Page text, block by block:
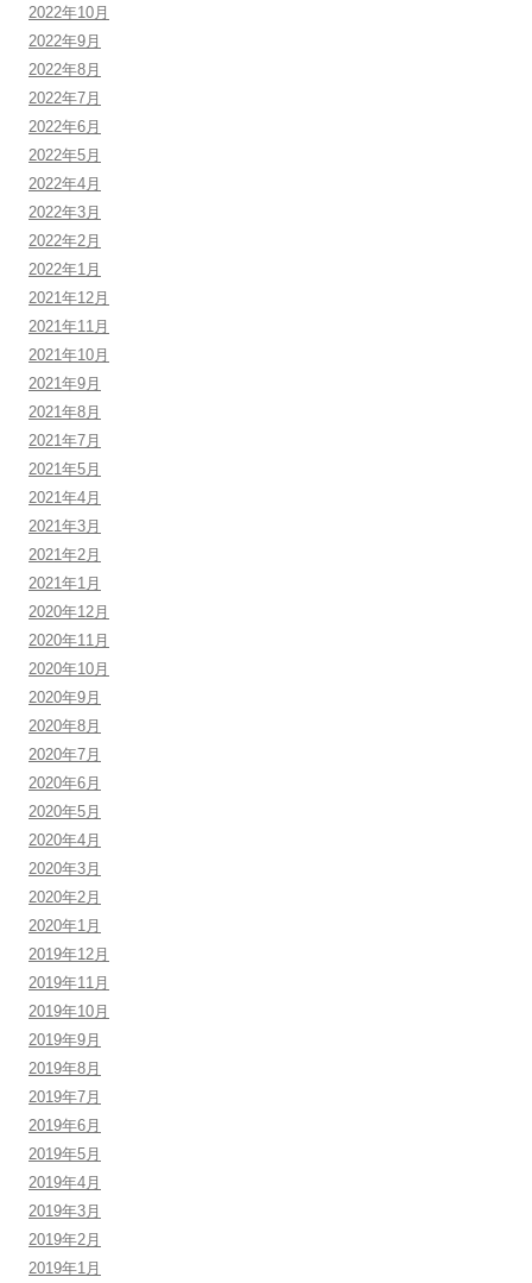
2022年10月
2022年9月
2022年8月
2022年7月
2022年6月
2022年5月
2022年4月
2022年3月
2022年2月
2022年1月
2021年12月
2021年11月
2021年10月
2021年9月
2021年8月
2021年7月
2021年5月
2021年4月
2021年3月
2021年2月
2021年1月
2020年12月
2020年11月
2020年10月
2020年9月
2020年8月
2020年7月
2020年6月
2020年5月
2020年4月
2020年3月
2020年2月
2020年1月
2019年12月
2019年11月
2019年10月
2019年9月
2019年8月
2019年7月
2019年6月
2019年5月
2019年4月
2019年3月
2019年2月
2019年1月